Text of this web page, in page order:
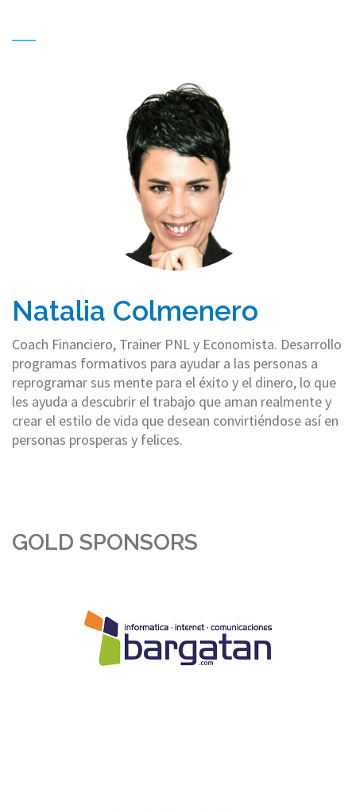
Natalia Colmenero
Coach Financiero, Trainer PNL y Economista. Desarrollo
programas formativos para ayudar a las personas a
reprogramar sus mente para el éxito y el dinero, lo que
les ayuda a descubrir el trabajo que aman realmente y
crear el estilo de vida que desean convirtiéndose así en
personas prosperas y felices.
GOLD SPONSORS